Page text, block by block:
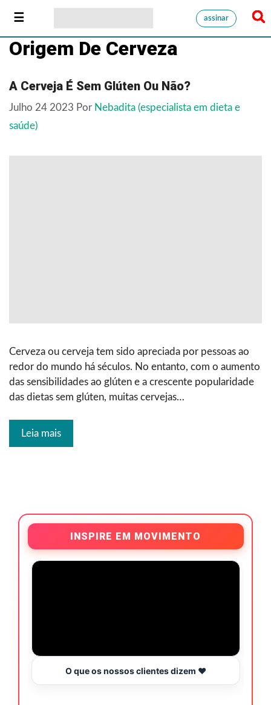
assinar
Origem De Cerveza
A Cerveja É Sem Glúten Ou Não?
Julho 24 2023 Por Nebadita (especialista em dieta e
saúde)
Cerveza ou cerveja tem sido apreciada por pessoas ao
redor do mundo há séculos. No entanto, com o aumento
das sensibilidades ao glúten e a crescente popularidade
das dietas sem glúten, muitas cervejas…
Leia mais
INSPIRE EM MOVIMENTO
O que os nossos clientes dizem ❤️